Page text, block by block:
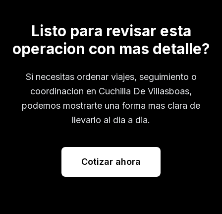
Listo para revisar esta
operacion con mas detalle?
Si necesitas ordenar viajes, seguimiento o
coordinacion en Cuchilla De Villasboas,
podemos mostrarte una forma mas clara de
llevarlo al dia a dia.
Cotizar ahora